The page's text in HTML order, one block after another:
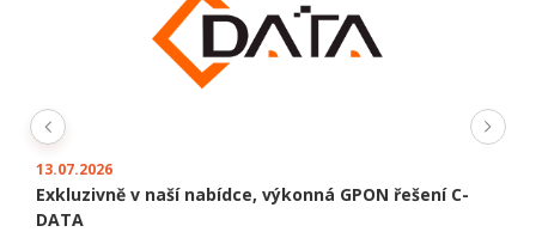
13.07.2026
Exkluzivně v naší nabídce, výkonná GPON řešení C-
DATA